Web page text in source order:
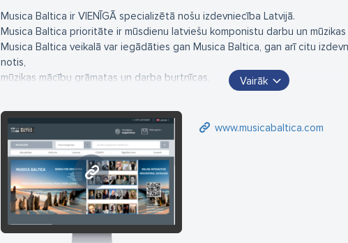
Musica Baltica ir VIENĪGĀ specializētā nošu izdevniecība Latvijā.
Musica Baltica prioritāte ir mūsdienu latviešu komponistu darbu un
Musica Baltica veikalā var iegādāties gan Musica Baltica, gan arī citu
notis,
mūzikas mācību grāmatas un darba burtnīcas,
nošu lapas un burtnīcas,
mūzikas/mākslas skolu dokumentāciju,
antikvārus nošu izdevumus,
skaņu ierakstus,
kā arī pasūtīt notis no ārzemju izdevniecību katalogiem.
Vairāk
www.musicabaltica.com
www.musicabaltica.com